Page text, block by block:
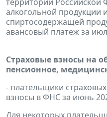
алкогольной продукции
спиртосодержащей
авансовый платеж за
Страховые взносы на
пенсионное,
- плательщики
взносы в ФНС за июнь